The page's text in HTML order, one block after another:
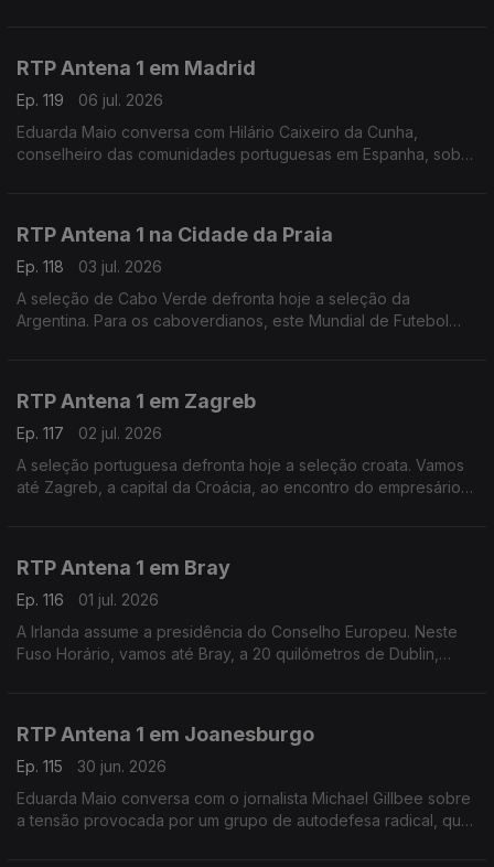
RTP Antena 1 em Madrid
Ep. 119
06 jul. 2026
Eduarda Maio conversa com Hilário Caixeiro da Cunha,
conselheiro das comunidades portuguesas em Espanha, sobre
RTP Antena 1 na Cidade da Praia
Ep. 118
03 jul. 2026
A seleção de Cabo Verde defronta hoje a seleção da
Argentina. Para os caboverdianos, este Mundial de Futebol
RTP Antena 1 em Zagreb
Ep. 117
02 jul. 2026
A seleção portuguesa defronta hoje a seleção croata. Vamos
até Zagreb, a capital da Croácia, ao encontro do empresário
RTP Antena 1 em Bray
Ep. 116
01 jul. 2026
A Irlanda assume a presidência do Conselho Europeu. Neste
Fuso Horário, vamos até Bray, a 20 quilómetros de Dublin,
RTP Antena 1 em Joanesburgo
Ep. 115
30 jun. 2026
Eduarda Maio conversa com o jornalista Michael Gillbee sobre
a tensão provocada por um grupo de autodefesa radical, que